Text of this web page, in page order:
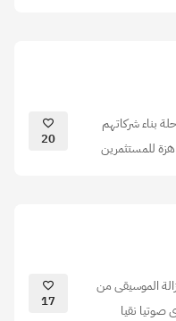
بناء شركاتهم
للمستثمرين
20
الموسيقى من
صوتيا نقيا
17